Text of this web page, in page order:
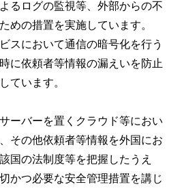
るログの監視等、外部からの不
めの措置を実施しています。
スにおいて通信の暗号化を行う
に依頼者等情報の漏えいを防止
ています。
ーバーを置くクラウド等におい
その他依頼者等情報を外国にお
国の法制度等を把握したうえ
かつ必要な安全管理措置を講じ